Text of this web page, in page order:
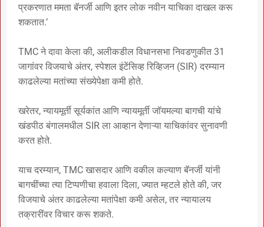
प्रकरणात ममता बॅनर्जी आणि इतर लोक नवीन याचिका दाखल करू
शकतात.’
TMC ने दावा केला की, अलीकडील विधानसभा निवडणुकीत 31
जागांवर विजयाचे अंतर, स्पेशल इंटेंसिव्ह रिव्हिजन (SIR) दरम्यान
काढलेल्या मतांच्या संख्येपेक्षा कमी होते.
खरेतर, न्यायमूर्ती सूर्यकांत आणि न्यायमूर्ती जॉयमल्या बागची यांचे
खंडपीठ बंगालमधील SIR ला आव्हान देणाऱ्या याचिकांवर सुनावणी
करत होते.
याच दरम्यान, TMC खासदार आणि वकील कल्याण बॅनर्जी यांनी
बागचींच्या त्या टिप्पणीचा हवाला दिला, ज्यात म्हटले होते की, जर
विजयाचे अंतर काढलेल्या मतांपेक्षा कमी असेल, तर न्यायालय
तक्रारींवर विचार करू शकते.